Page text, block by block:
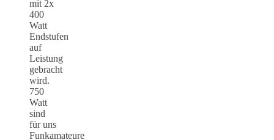
mit 2x
400
Watt
Endstufen
auf
Leistung
gebracht
wird.
750
Watt
sind
für uns
Funkamateure